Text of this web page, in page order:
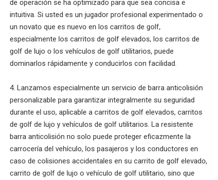
de operación se ha optimizado para que sea concisa e
intuitiva. Si usted es un jugador profesional experimentado o
un novato que es nuevo en los carritos de golf,
especialmente los carritos de golf elevados, los carritos de
golf de lujo o los vehículos de golf utilitarios, puede
dominarlos rápidamente y conducirlos con facilidad.
4. Lanzamos especialmente un servicio de barra anticolisión
personalizable para garantizar integralmente su seguridad
durante el uso, aplicable a carritos de golf elevados, carritos
de golf de lujo y vehículos de golf utilitarios. La resistente
barra anticolisión no solo puede proteger eficazmente la
carrocería del vehículo, los pasajeros y los conductores en
caso de colisiones accidentales en su carrito de golf elevado,
carrito de golf de lujo o vehículo de golf utilitario, sino que